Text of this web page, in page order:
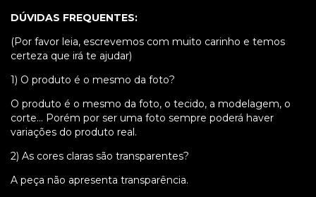
DÚVIDAS FREQUENTES:
(Por favor leia, escrevemos com muito carinho e temos
certeza que irá te ajudar)
1) O produto é o mesmo da foto?
O produto é o mesmo da foto, o tecido, a modelagem, o
corte... Porém por ser uma foto sempre poderá haver
variações do produto real.
2) As cores claras são transparentes?
A peça não apresenta transparência.